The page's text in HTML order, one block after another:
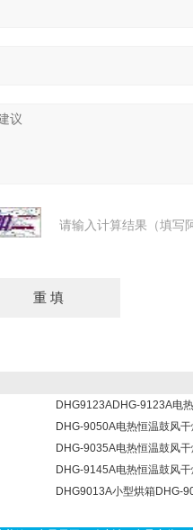
请输入计算结果（填写
DHG9123ADHG-9123A电
DHG-9050A电热恒温鼓风
DHG-9035A电热恒温鼓风
DHG-9145A电热恒温鼓风
DHG9013A小型烘箱DHG-